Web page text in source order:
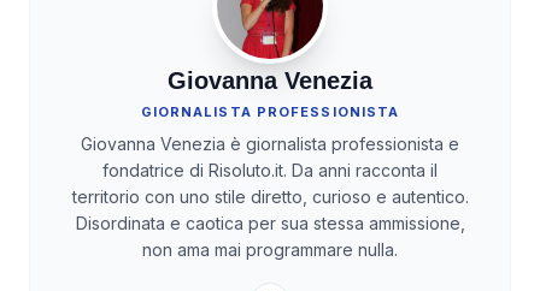
Giovanna Venezia
GIORNALISTA PROFESSIONISTA
Giovanna Venezia è giornalista professionista e
fondatrice di Risoluto.it. Da anni racconta il
territorio con uno stile diretto, curioso e autentico.
Disordinata e caotica per sua stessa ammissione,
non ama mai programmare nulla.